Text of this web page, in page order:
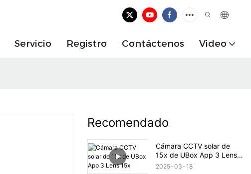
Servicio Registro Contáctenos Video
Recomendado
Cámara CCTV solar de
15x de UBox App 3 Lens
15x
2025 03 18